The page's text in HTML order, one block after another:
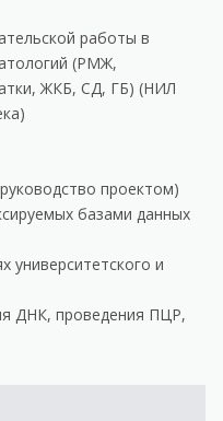
работы в
(РМЖ,
ЖКБ, СД, ГБ) (НИЛ
проектом)
базами данных
университетского и
ДНК, проведения ПЦР,